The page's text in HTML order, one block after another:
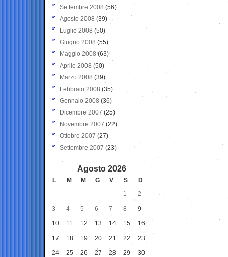
Settembre 2008 (56)
Agosto 2008 (39)
Luglio 2008 (50)
Giugno 2008 (55)
Maggio 2008(63)
Aprile 2008 (50)
Marzo 2008 (39)
Febbraio 2008 (35)
Gennaio 2008 (36)
Dicembre 2007 (25)
Novembre 2007 (22)
Ottobre 2007 (27)
Settembre 2007 (23)
Agosto 2026
L M M G V S
D
1
2
3 4 5 6 7 8 9
10 11 12 13 14 15 16
17 18 19 20 21 22 23
24 25 26 27 28 29 30